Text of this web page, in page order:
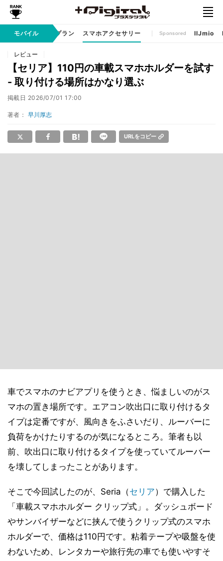
モバイル
ームアプリ 料金プラン スマホアクセサリー Sponsored IIJmio
レビュー
【セリア】110円の車載スマホホルダーを試す
- 取り付ける場所はかなり選ぶ
掲載日 2026/07/01 17:00
著者： 早川厚志
URLをコピー
車でスマホのナビアプリを使うとき、悩ましいのがス
マホの置き場所です。エアコン吹出口に取り付けるタ
イプは定番ですが、風向きをふさいだり、ルーバーに
負荷をかけたりするのが気になるところ。筆者も以
前、吹出口に取り付けるタイプを使っていてルーバー
を壊してしまったことがあります。
そこで今回試したのが、Seria（セリア）で購入した
「車載スマホホルダー クリップ式」。ダッシュボード
やサンバイザーなどに挟んで使うクリップ式のスマホ
ホルダーで、価格は110円です。粘着テープや吸盤を使
わないため、レンタカーや旅行先の車でも使いやすそ